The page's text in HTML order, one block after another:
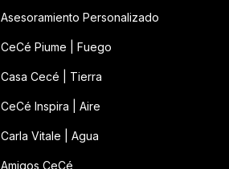
Asesoramiento Personalizado
CeCé Piume | Fuego
Casa Cecé | Tierra
CeCé Inspira | Aire
Carla Vitale | Agua
Amigos CeCé